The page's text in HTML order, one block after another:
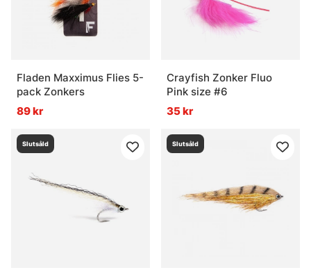
Fladen Maxximus Flies 5-
pack Zonkers
89 kr
Crayfish Zonker Fluo
Pink size #6
35 kr
Slutsåld Slutsåld